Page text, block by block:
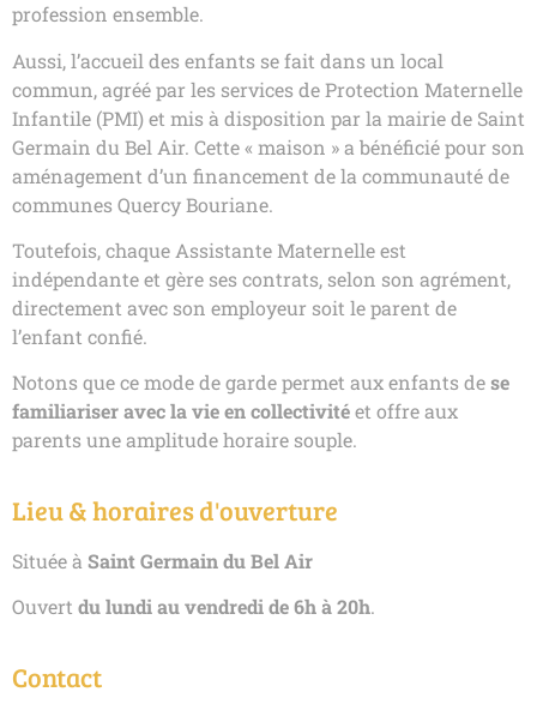
profession ensemble.
Aussi, l’accueil des enfants se fait dans un local
commun, agréé par les services de Protection Maternelle
Infantile (PMI) et mis à disposition par la mairie de Saint
Germain du Bel Air. Cette « maison » a bénéficié pour son
aménagement d’un financement de la communauté de
communes Quercy Bouriane.
Toutefois, chaque Assistante Maternelle est
indépendante et gère ses contrats, selon son agrément,
directement avec son employeur soit le parent de
l’enfant confié.
Notons que ce mode de garde permet aux enfants de se
familiariser avec la vie en collectivitéet offre aux
parents une amplitude horaire souple.
Lieu & horaires d'ouverture
Située à Saint Germain du Bel Air
Ouvert du lundi au vendredi de 6h à 20h.
Contact